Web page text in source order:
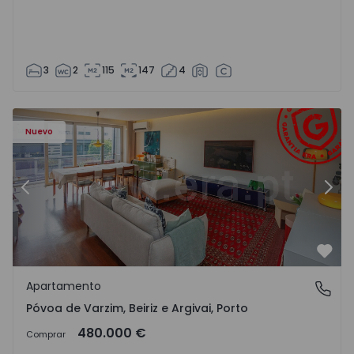
3 2 115 147 4
Nuevo
e Argivai - 1574602 - 20
Apartamento T3 Póvoa de Varzim, Póvoa de Varzim,
Anterior
Póvoa de Varzim, Beiriz e Argivai, Porto
Apartamento
Póvoa de Varzim, Beiriz e Argivai, Porto
Comprar 480.000 €